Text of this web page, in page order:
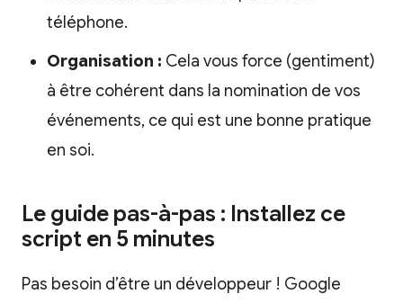
téléphone.
Organisation : Cela vous force (gentiment)
à être cohérent dans la nomination de vos
événements, ce qui est une bonne pratique
en soi.
Le guide pas-à-pas : Installez ce
script en 5 minutes
Pas besoin d’être un développeur ! Google